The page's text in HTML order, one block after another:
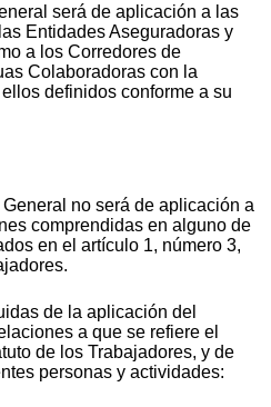
será de aplicación a las
Entidades Aseguradoras y
a los Corredores de
Colaboradoras con la
definidos conforme a su
no será de aplicación a
comprendidas en alguno de
en el artículo 1, número 3,
de la aplicación del
a que se refiere el
de los Trabajadores, y de
personas y actividades: